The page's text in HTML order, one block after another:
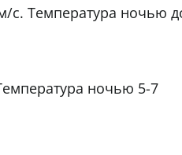
с. Температура ночью
ночью 5-7